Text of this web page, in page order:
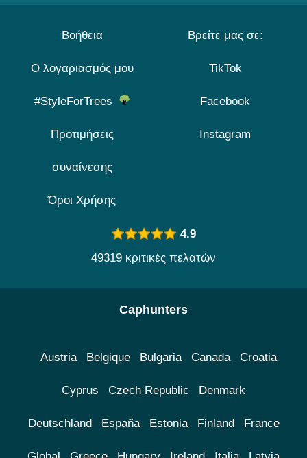
Βοήθεια
Ο λογαριασμός μου
#StyleForTrees
Προτιμήσεις
συναίνεσης
Όροι Χρήσης
Βρείτε μας σε:
TikTok
Facebook
Instagram
4.9
49319 κριτικές πελατών
Caphunters
Austria Belgique Bulgaria Canada Croatia
Cyprus Czech Republic Denmark
Deutschland España Estonia Finland France